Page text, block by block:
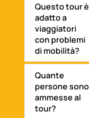
Questo tour è
adatto a
viaggiatori
con problemi
di mobilità?
Quante
persone sono
ammesse al
tour?